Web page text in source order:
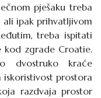
pješaku treba
ali ipak prihvatljivom
treba ispitati
kod zgrade Croatie.
dvostruko kraće
iskoristivost prostora
razdvaja prostor